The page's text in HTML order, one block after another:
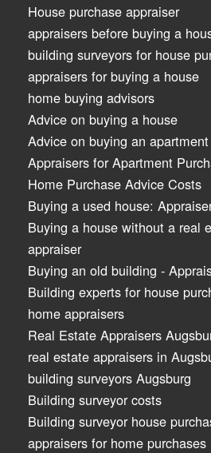
House purchase appraiser
appraisers before buying a
building surveyors for house
appraisers for buying a house
home buying advisors
Advice on buying a house
Advice on buying an apartment
Appraisers for Apartment
Home Purchase Advice Costs
Buying a used house:
Buying a house without a real
appraiser
Buying an old building -
Building experts for house
home appraisers
Real Estate Appraisers
real estate appraisers in
building surveyors Augsburg
Building surveyor costs
Building surveyor house
appraisers for home purchases